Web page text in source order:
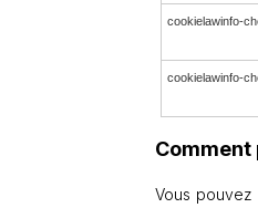
cookielawinfo-
cookielawinfo-
Vous